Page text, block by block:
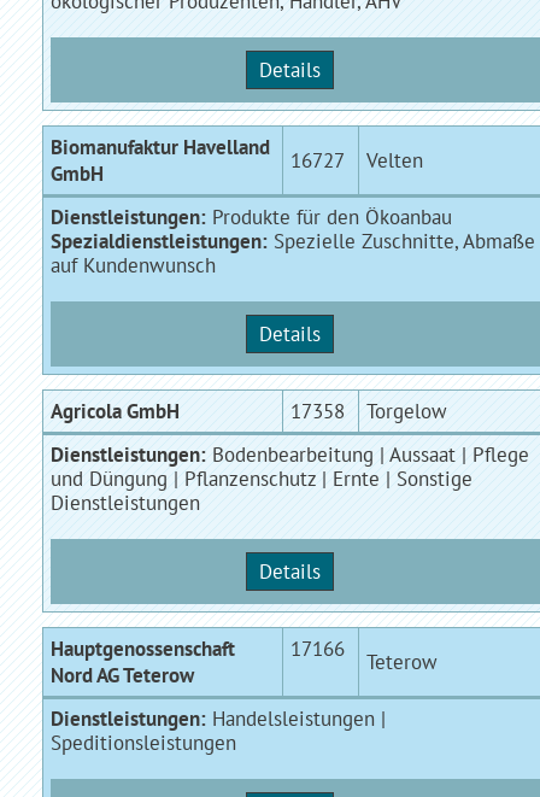
Details
Biomanufaktur Havelland
GmbH
16727 Velten
Dienstleistungen: Produkte für den Ökoanbau
Spezialdienstleistungen: Spezielle Zuschnitte, Abmaße
auf Kundenwunsch
Details
Agricola GmbH 17358
Torgelow
Dienstleistungen: Bodenbearbeitung | Aussaat | Pflege
und Düngung | Pflanzenschutz | Ernte | Sonstige
Dienstleistungen
Details
Hauptgenossenschaft
Nord AG Teterow
17166 Teterow
Dienstleistungen: Handelsleistungen |
Speditionsleistungen